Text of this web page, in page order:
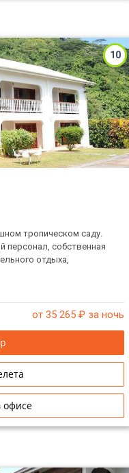
10
тропическом саду.
персонал, собственная
отдыха,
от 35 265 ₽ за ночь
офисе